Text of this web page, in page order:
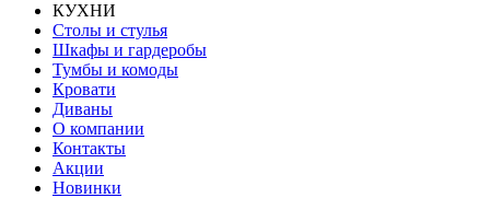
КУХНИ
Столы и стулья
Шкафы и гардеробы
Тумбы и комоды
Кровати
Диваны
О компании
Контакты
Акции
Новинки